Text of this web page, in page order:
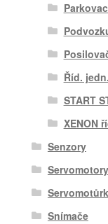
Říd.
START
XENON
Senzory
Snímače